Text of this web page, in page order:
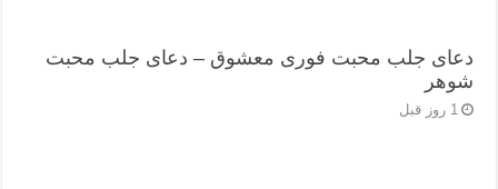
دعای جلب محبت فوری معشوق – دعای جلب محبت
شوهر
1 روز قبل